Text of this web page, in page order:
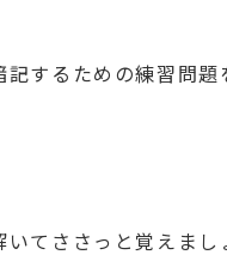
するための練習問題
てささっと覚えまし